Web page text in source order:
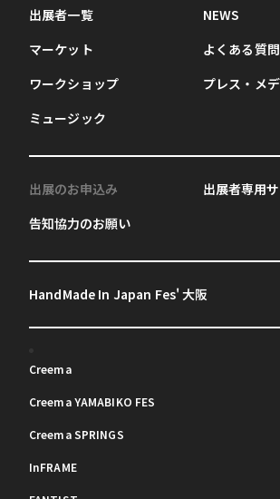
出展者一覧
マーケット
ワークショップ
ミュージック
NEWS
よくある質問
プレス・メ
出展のお申込み
告知協力のお願い
出展者専用
HandMade In Japan Fes' 大阪
Creema
Creema YAMABIKO FES
Creema SPRINGS
InFRAME